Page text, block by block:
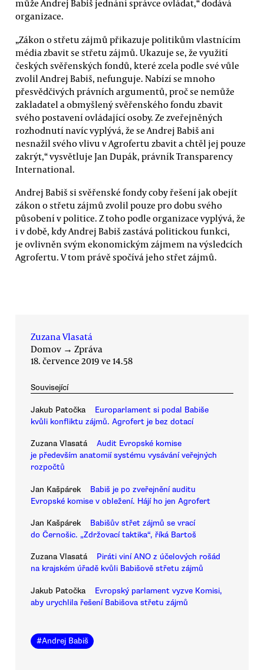
může Andrej Babiš jednání správce ovládat,“ dodává
organizace.
„Zákon o střetu zájmů přikazuje politikům vlastnícím
média zbavit se střetu zájmů. Ukazuje se, že využití
českých svěřenských fondů, které zcela podle své vůle
zvolil Andrej Babiš, nefunguje. Nabízí se mnoho
přesvědčivých právních argumentů, proč se nemůže
zakladatel a obmyšlený svěřenského fondu zbavit
svého postavení ovládající osoby. Ze zveřejněných
rozhodnutí navíc vyplývá, že se Andrej Babiš ani
nesnažil svého vlivu v Agrofertu zbavit a chtěl jej pouze
zakrýt,“ vysvětluje Jan Dupák, právník Transparency
International.
Andrej Babiš si svěřenské fondy coby řešení jak obejít
zákon o střetu zájmů zvolil pouze pro dobu svého
působení v politice. Z toho podle organizace vyplývá, že
i v době, kdy Andrej Babiš zastává politickou funkci,
je ovlivněn svým ekonomickým zájmem na výsledcích
Agrofertu. V tom právě spočívá jeho střet zájmů.
Zuzana Vlasatá
Domov → Zpráva
18. července 2019 ve 14.58
Související
Jakub Patočka
Europarlament si podal Babiše
kvůli konfliktu zájmů. Agrofert je bez dotací
Zuzana Vlasatá
Audit Evropské komise
je především anatomií systému vysávání veřejných
rozpočtů
Jan Kašpárek
Babiš je po zveřejnění auditu
Evropské komise v obležení. Hájí ho jen Agrofert
Jan Kašpárek
Babišův střet zájmů se vrací
do Černošic. „Zdržovací taktika“, říká Bartoš
Zuzana Vlasatá
Piráti viní ANO z účelových rošád
na krajském úřadě kvůli Babišově střetu zájmů
Jakub Patočka
Evropský parlament vyzve Komisi,
aby urychlila řešení Babišova střetu zájmů
#Andrej Babiš